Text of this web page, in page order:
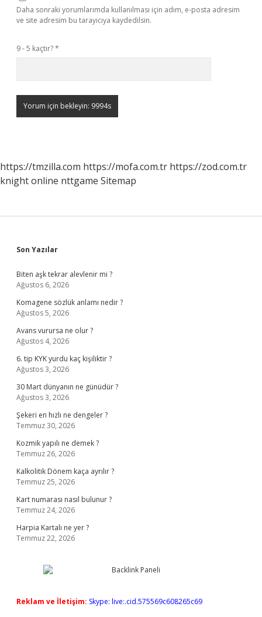
Daha sonraki yorumlarımda kullanılması için adım, e-posta adresim
ve site adresim bu tarayıcıya kaydedilsin.
9 - 5 kaçtır?*
https://tmzilla.com https://mofa.com.tr https://zod.com.tr
knight online nttgame Sitemap
Sidebar
Son Yazılar
Biten aşk tekrar alevlenir mi ?
Ağustos 6, 2026
Komagene sözlük anlamı nedir ?
Ağustos 5, 2026
Avans vurursa ne olur ?
Ağustos 4, 2026
6. tip KYK yurdu kaç kişiliktir ?
Ağustos 3, 2026
30 Mart dünyanın ne günüdür ?
Ağustos 3, 2026
Şekeri en hızlı ne dengeler ?
Temmuz 30, 2026
Kozmik yapılı ne demek ?
Temmuz 26, 2026
Kalkolitik Dönem kaça ayrılır ?
Temmuz 25, 2026
Kart numarası nasıl bulunur ?
Temmuz 24, 2026
Harpia Kartalı ne yer ?
Temmuz 22, 2026
Reklam ve İletişim: Skype: live:.cid.575569c608265c69